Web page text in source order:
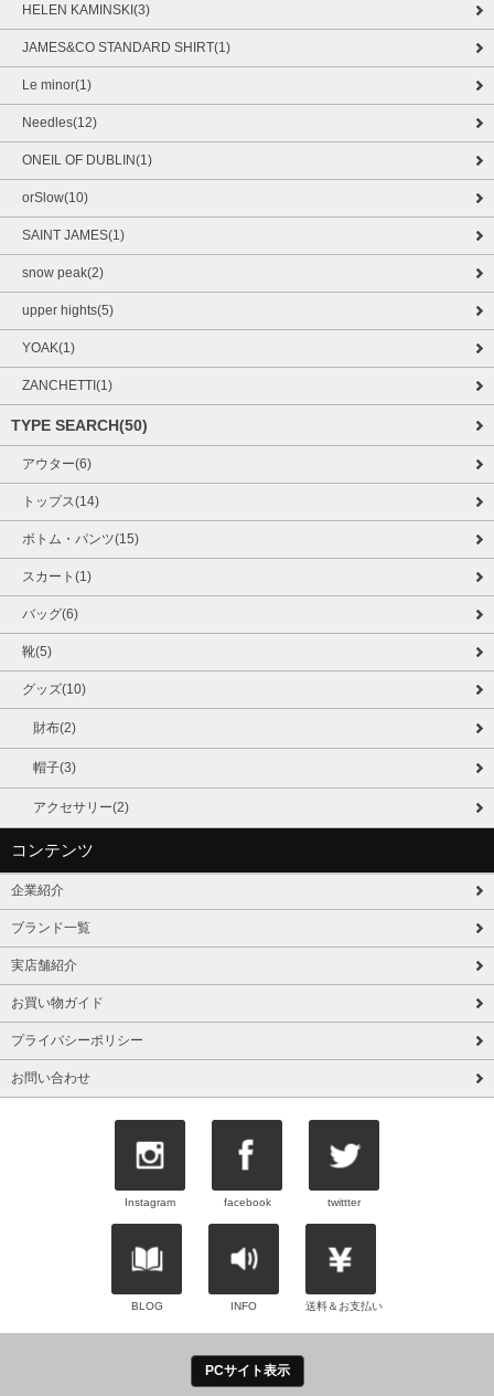
HELEN KAMINSKI(3)
JAMES&CO STANDARD SHIRT(1)
Le minor(1)
Needles(12)
ONEIL OF DUBLIN(1)
orSlow(10)
SAINT JAMES(1)
snow peak(2)
upper hights(5)
YOAK(1)
ZANCHETTI(1)
TYPE SEARCH(50)
アウター(6)
トップス(14)
ボトム・パンツ(15)
スカート(1)
バッグ(6)
靴(5)
グッズ(10)
財布(2)
帽子(3)
アクセサリー(2)
コンテンツ
企業紹介
ブランド一覧
実店舗紹介
お買い物ガイド
プライバシーポリシー
お問い合わせ
Instagram facebook twittter
BLOG INFO 送料＆お支払い
PCサイト表示